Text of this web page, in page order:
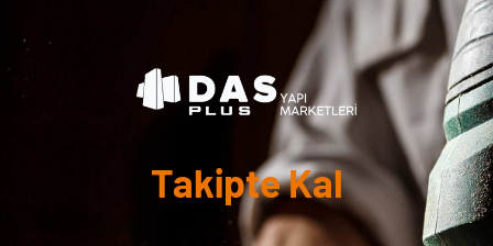
Takipte Kal